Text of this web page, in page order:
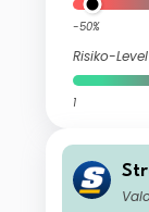
-50%
Risiko-Level
1